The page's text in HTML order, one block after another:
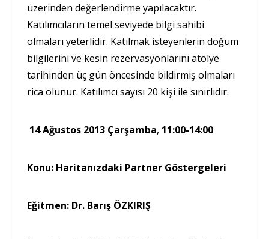
üzerinden değerlendirme yapılacaktır.
Katılımcıların temel seviyede bilgi sahibi
olmaları yeterlidir. Katılmak isteyenlerin doğum
bilgilerini ve kesin rezervasyonlarını atölye
tarihinden üç gün öncesinde bildirmiş olmaları
rica olunur. Katılımcı sayısı 20 kişi ile sınırlıdır.
14 Ağustos 2013 Çarşamba, 11:00-14:00
Konu: Haritanızdaki Partner Göstergeleri
Eğitmen: Dr. Barış ÖZKIRIŞ